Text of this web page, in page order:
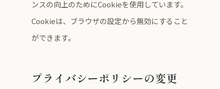
ンスの向上のためにCookieを使用しています。
Cookieは、ブラウザの設定から無効にすること
ができます。
プライバシーポリシーの変更